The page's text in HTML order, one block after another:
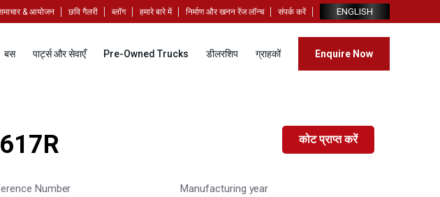
& आयोजन छवि गैलरी ब्लॉग हमारे बारे में निर्माण और खनन रेंज लॉन्च संपर्क करें ENGLISH
बस पार्ट्स और सेवाएँ Pre-Owned Trucks डीलरशिप ग्राहकों Enquire Now
कोट प्राप्त करें
Number
Manufacturing year